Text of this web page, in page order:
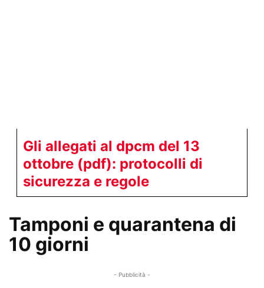
Gli allegati al dpcm del 13
ottobre (pdf): protocolli di
sicurezza e regole
Tamponi e quarantena di
10 giorni
- Pubblicità -